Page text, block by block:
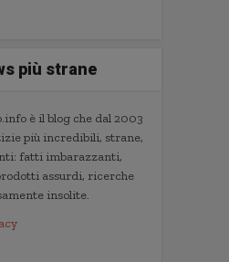
più strane
è il blog che dal 2003
più incredibili, strane,
fatti imbarazzanti,
assurdi, ricerche
insolite.